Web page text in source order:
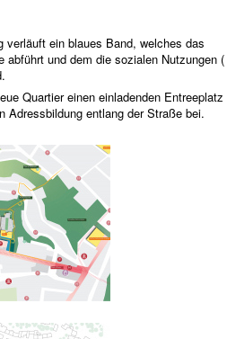
verläuft ein blaues Band, welches das
abführt und dem die sozialen Nutzungen (
Quartier einen einladenden Entreeplatz
Adressbildung entlang der Straße bei.